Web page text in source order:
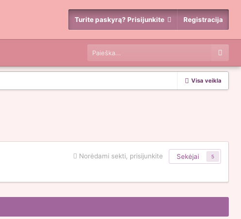
Turite paskyrą? Prisijunkite Registracija
Visa veikla
Norėdami sekti, prisijunkite Sekėjai 5